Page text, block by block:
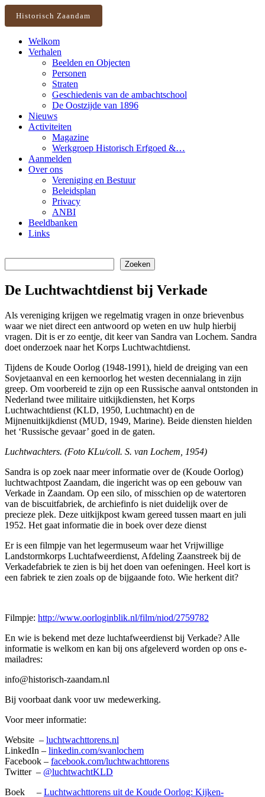
Historisch Zaandam
Welkom
Verhalen
Beelden en Objecten
Personen
Straten
Geschiedenis van de ambachtschool
De Oostzijde van 1896
Nieuws
Activiteiten
Magazine
Werkgroep Historisch Erfgoed &…
Aanmelden
Over ons
Vereniging en Bestuur
Beleidsplan
Privacy
ANBI
Beeldbanken
Links
Zoeken
De Luchtwachtdienst bij Verkade
Als vereniging krijgen we regelmatig vragen in onze brievenbus
waar we niet direct een antwoord op weten en uw hulp hierbij
vragen. Dit is er zo eentje, dit keer van Sandra van Lochem. Sandra
doet onderzoek naar het Korps Luchtwachtdienst.
Tijdens de Koude Oorlog (1948-1991), hield de dreiging van een
Sovjetaanval en een kernoorlog het westen decennialang in zijn
greep. Om voorbereid te zijn op een Russische aanval ontstonden in
Nederland twee militaire uitkijkdiensten, het Korps
Luchtwachtdienst (KLD, 1950, Luchtmacht) en de
Mijnenuitkijkdienst (MUD, 1949, Marine). Beide diensten hielden
het ‘Russische gevaar’ goed in de gaten.
Luchtwachters. (Foto KLu/coll. S. van Lochem, 1954)
Sandra is op zoek naar meer informatie over de (Koude Oorlog)
luchtwachtpost Zaandam, die ingericht was op een gebouw van
Verkade in Zaandam. Op een silo, of misschien op de watertoren
van de biscuitfabriek, de archiefinfo is niet duidelijk over de
precieze plek. Deze uitkijkpost kwam gereed tussen maart en juli
1952. Het gaat informatie die in boek over deze dienst
Er is een filmpje van het legermuseum waar het Vrijwillige
Landstormkorps Luchtafweerdienst, Afdeling Zaanstreek bij de
Verkadefabriek te zien is bij het doen van oefeningen. Heel kort is
een fabriek te zien zoals op de bijgaande foto. Wie herkent dit?
Filmpje: http://www.oorloginblik.nl/film/niod/2759782
En wie is bekend met deze luchtafweerdienst bij Verkade? Alle
informatie is welkom en kan bij ons afgeleverd worden op ons e-
mailadres:
info@historisch-zaandam.nl
Bij voorbaat dank voor uw medewerking.
Voor meer informatie:
Website – luchtwachttorens.nl
LinkedIn – linkedin.com/svanlochem
Facebook – facebook.com/luchtwachttorens
Twitter – @luchtwachtKLD
Boek – Luchtwachttorens uit de Koude Oorlog: Kijken-